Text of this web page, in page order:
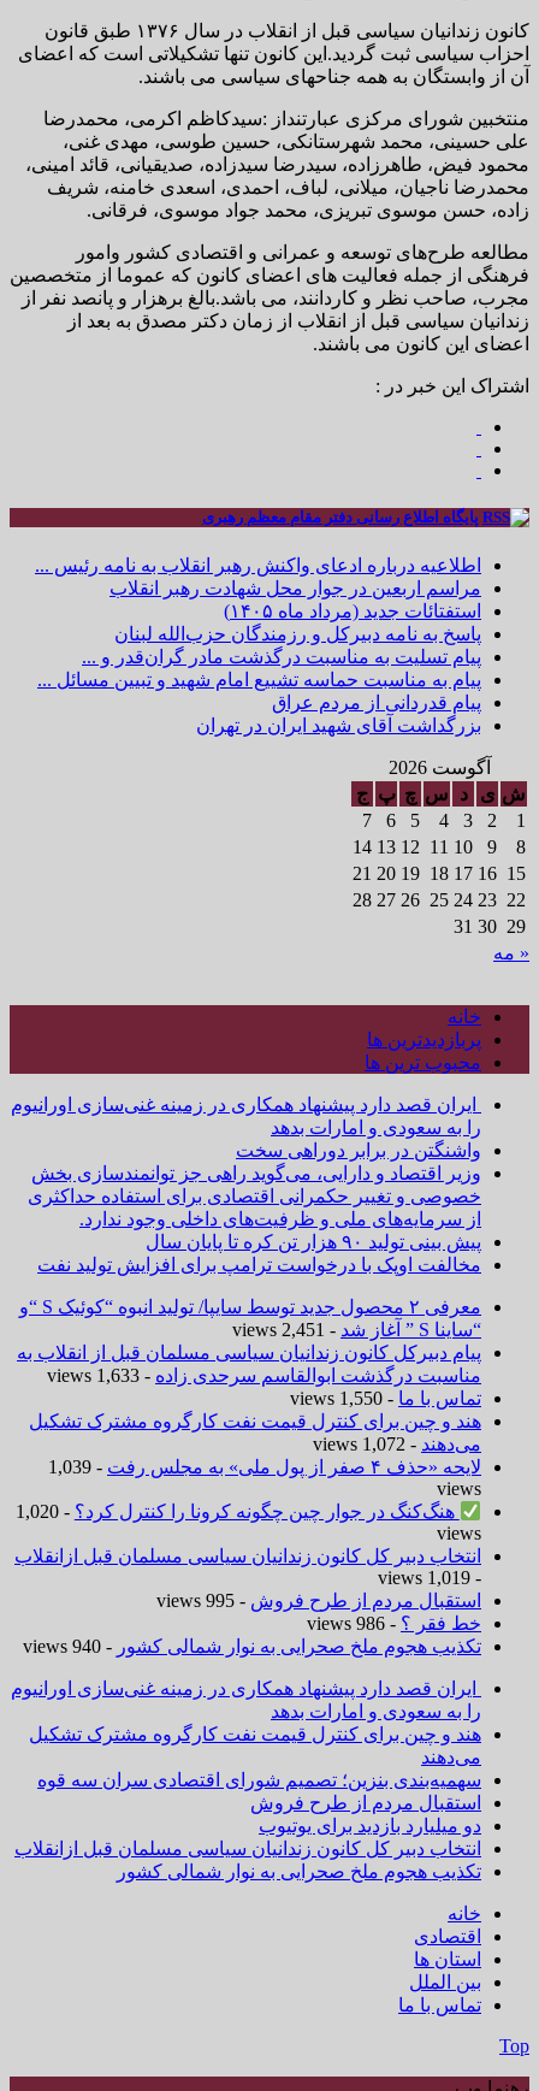
کانون زندانیان سیاسی قبل از انقلاب در سال ۱۳۷۶ طبق قانون
احزاب سیاسی ثبت گرديد.این کانون تنها تشکیلاتی است که اعضای
آن از وابستگان به همه جناحهای سیاسی می باشند.
منتخبین شورای مرکزی عبارتنداز :سیدکاظم اکرمی، محمدرضا
علی حسینی، محمد شهرستانکی، حسین طوسی، مهدی غنی،
محمود فیض، طاهرزاده، سیدرضا سیدزاده، صدیقیانی، قائد امینی،
محمدرضا ناجیان، میلانی، لباف، احمدی، اسعدی خامنه، شریف
زاده، حسن موسوی تبریزی، محمد جواد موسوی، فرقانی.
مطالعه طرح‌های توسعه و عمرانی و اقتصادی کشور وامور
فرهنگی از جمله فعالیت های اعضای کانون که عموما از متخصصین
مجرب، صاحب نظر و کاردانند، می باشد.بالغ برهزار و پانصد نفر از
زندانیان سیاسی قبل از انقلاب از زمان دکتر مصدق به بعد از
اعضای این کانون می باشند.
اشتراک این خبر در :
پایگاه اطلاع رسانی دفتر مقام معظم رهبری
اطلاعیه درباره ادعای واکنش رهبر انقلاب به نامه رئیس ...
مراسم اربعین در جوار محل شهادت رهبر انقلاب
استفتائات جدید (مرداد ماه ۱۴۰۵)
پاسخ به نامه دبیرکل و رزمندگان حزب‌الله لبنان
پیام تسلیت به مناسبت درگذشت مادر گران‌قدر و ...
پیام به مناسبت حماسه تشییع امام شهید و تبیین مسائل ...
پیام قدردانی از مردم عراق
بزرگداشت آقای شهید ایران در تهران
آگوست 2026
ش ی د س چ پ ج
1
2
3
4
5
6
7
8
9
10
11
12
13
14
15
16
17
18
19
20
21
22
23
24
25
26
27
28
29
30
31
« مه
خانه
پربازدیدترین ها
محبوب ترین ها
ایران قصد دارد پیشنهاد همکاری در زمینه غنی‌سازی اورانیوم
را به سعودی و امارات بدهد
واشنگتن در برابر دوراهی سخت
وزیر اقتصاد و دارایی، می‌گوید راهی جز توانمندسازی بخش
خصوصی و تغییر حکمرانی اقتصادی برای استفاده حداکثری
از سرمایه‌های ملی و ظرفیت‌های داخلی وجود ندارد.
پیش بینی تولید ۹۰ هزار تن کره تا پایان سال
مخالفت اوپک با درخواست ترامپ برای افزایش تولید نفت
معرفی ۲ محصول جدید توسط سایپا/ تولید انبوه “کوئیک S “و
“ساینا S ” آغاز شد
- 2,451 views
پیام دبیرکل کانون زندانیان سیاسی مسلمان قبل از انقلاب به
مناسبت درگذشت ابوالقاسم سرحدی زاده - 1,633 views
تماس با ما - 1,550 views
هند و چین برای کنترل قیمت نفت کارگروه مشترک تشکیل
می‌دهند - 1,072 views
لایحه «حذف ۴ صفر از پول ملی» به مجلس رفت
- 1,039
views
هنگ‌کنگ در جوار چین چگونه کرونا را کنترل کرد؟
- 1,020
views
انتخاب دبیر کل کانون زندانیان سیاسی مسلمان قبل ازانقلاب
- 1,019 views
استقبال مردم از طرح فروش - 995 views
خط فقر ؟ - 986 views
تکذیب هجوم ملخ صحرایی به نوار شمالی کشور - 940 views
ایران قصد دارد پیشنهاد همکاری در زمینه غنی‌سازی اورانیوم
را به سعودی و امارات بدهد
هند و چین برای کنترل قیمت نفت کارگروه مشترک تشکیل
می‌دهند
سهمیه‌بندی بنزین؛ تصمیم شورای اقتصادی سران سه قوه
استقبال مردم از طرح فروش
دو میلیارد بازدید برای یوتیوب
انتخاب دبیر کل کانون زندانیان سیاسی مسلمان قبل ازانقلاب
تکذیب هجوم ملخ صحرایی به نوار شمالی کشور
خانه
اقتصادی
استان ها
بین الملل
تماس با ما
Top